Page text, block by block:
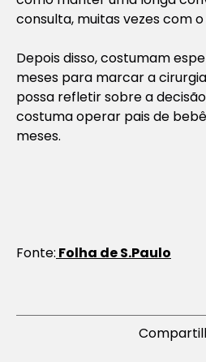
consulta, muitas vezes com o
Depois disso, costumam
meses para marcar a
possa refletir sobre a
costuma operar pais de
meses.
Fonte: Folha de S.Paulo